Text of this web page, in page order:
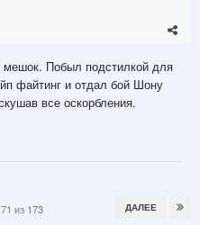
Побыл подстилкой для
файтинг и отдал бой Шону
все оскорбления.
ДАЛЕЕ
из 173